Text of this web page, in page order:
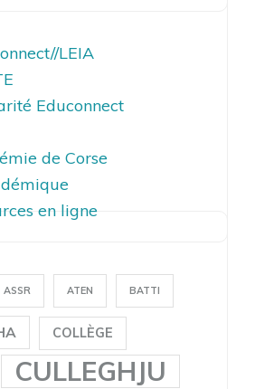
LEIA
Educonnect
de Corse
en ligne
ASSR ATEN BATTI
COLLÈGE
CULLEGHJU